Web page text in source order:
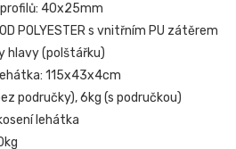
40x25mm
POLYESTER s vnitřním PU zátěrem
hlavy (polštářku)
115x43x4cm
područky), 6kg (s područkou)
lehátka